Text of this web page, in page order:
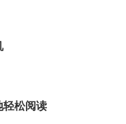
轻松阅读